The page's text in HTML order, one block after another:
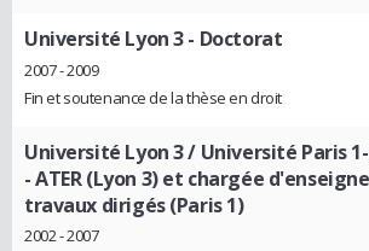
Université Lyon 3- Doctorat
2007 - 2009
Fin et soutenance de la thèse en droit
Université Lyon 3 / Université Paris
- ATER (Lyon 3) et chargée
travaux dirigés (Paris 1)
2002 - 2007